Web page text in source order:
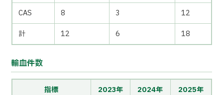
CAS
8 3
12
計
12 6 18
輸血件数
指標 2023年 2024年
2025年